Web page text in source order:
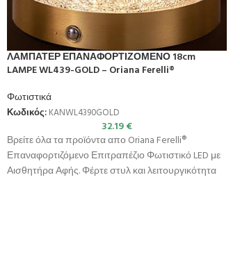
ΛΑΜΠΑΤΕΡ ΕΠΑΝΑΦΟΡΤΙΖΟΜΕΝΟ 18cm
LAMPE WL439-GOLD – Oriana Ferelli®
Φωτιστικά
Κωδικός: KANWL4390GOLD
32.19€
Βρείτε όλα τα προϊόντα απο Oriana Ferelli®
Επαναφορτιζόμενο Επιτραπέζιο Φωτιστικό LED με
Αισθητήρα Αφής. Φέρτε στυλ και λειτουργικότητα